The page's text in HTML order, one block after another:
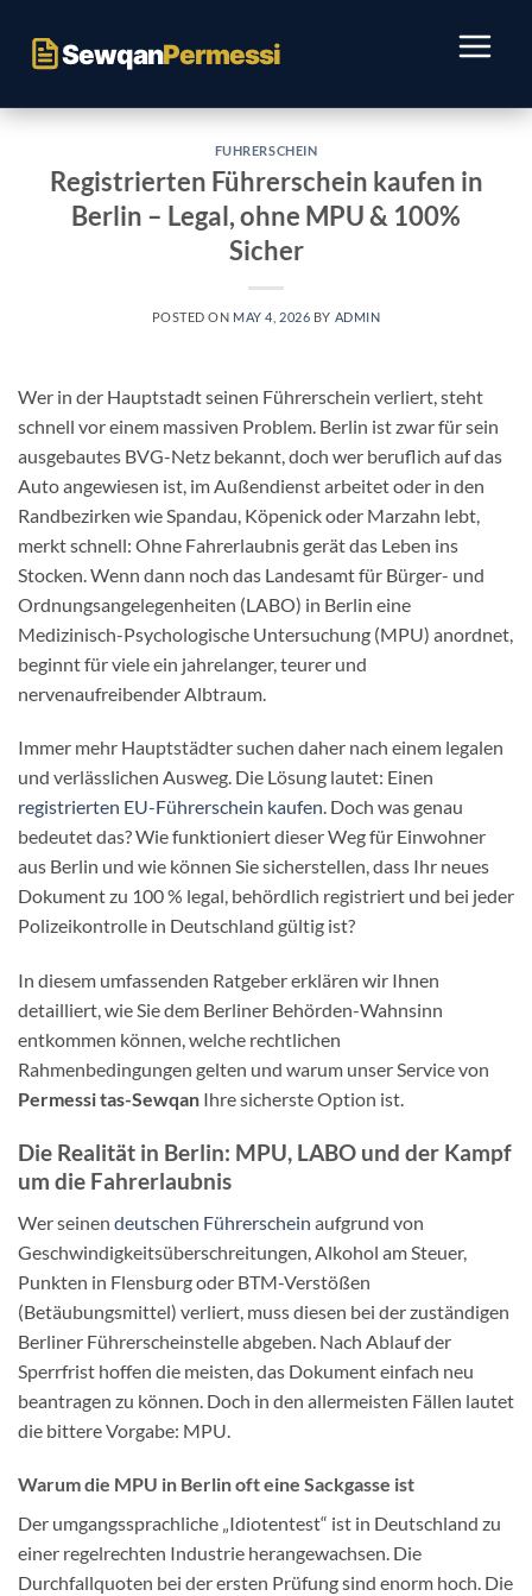
għall-
kontenut
SewqanPermessi
FUHRERSCHEIN
Registrierten Führerschein kaufen in
Berlin – Legal, ohne MPU & 100%
Sicher
POSTED ON MAY 4, 2026 BY ADMIN
Wer in der Hauptstadt seinen Führerschein verliert, steht
schnell vor einem massiven Problem. Berlin ist zwar für sein
ausgebautes BVG-Netz bekannt, doch wer beruflich auf das
Auto angewiesen ist, im Außendienst arbeitet oder in den
Randbezirken wie Spandau, Köpenick oder Marzahn lebt,
merkt schnell: Ohne Fahrerlaubnis gerät das Leben ins
Stocken. Wenn dann noch das Landesamt für Bürger- und
Ordnungsangelegenheiten (LABO) in Berlin eine
Medizinisch-Psychologische Untersuchung (MPU) anordnet,
beginnt für viele ein jahrelanger, teurer und
nervenaufreibender Albtraum.
Immer mehr Hauptstädter suchen daher nach einem legalen
und verlässlichen Ausweg. Die Lösung lautet: Einen
registrierten EU-Führerschein kaufen. Doch was genau
bedeutet das? Wie funktioniert dieser Weg für Einwohner
aus Berlin und wie können Sie sicherstellen, dass Ihr neues
Dokument zu 100 % legal, behördlich registriert und bei jeder
Polizeikontrolle in Deutschland gültig ist?
In diesem umfassenden Ratgeber erklären wir Ihnen
detailliert, wie Sie dem Berliner Behörden-Wahnsinn
entkommen können, welche rechtlichen
Rahmenbedingungen gelten und warum unser Service von
Permessi tas-Sewqan Ihre sicherste Option ist.
Die Realität in Berlin: MPU, LABO und der Kampf
um die Fahrerlaubnis
Wer seinen deutschen Führerschein aufgrund von
Geschwindigkeitsüberschreitungen, Alkohol am Steuer,
Punkten in Flensburg oder BTM-Verstößen
(Betäubungsmittel) verliert, muss diesen bei der zuständigen
Berliner Führerscheinstelle abgeben. Nach Ablauf der
Sperrfrist hoffen die meisten, das Dokument einfach neu
beantragen zu können. Doch in den allermeisten Fällen lautet
die bittere Vorgabe: MPU.
Warum die MPU in Berlin oft eine Sackgasse ist
Der umgangssprachliche „Idiotentest“ ist in Deutschland zu
einer regelrechten Industrie herangewachsen. Die
Durchfallquoten bei der ersten Prüfung sind enorm hoch. Die